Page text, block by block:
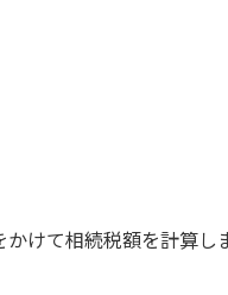
けて相続税額を計算し